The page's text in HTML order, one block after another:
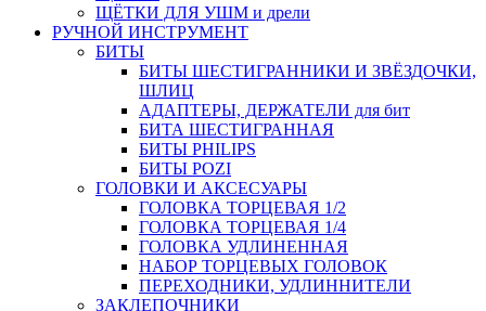
ЩЁТКИ ДЛЯ УШМ и дрели
РУЧНОЙ ИНСТРУМЕНТ
БИТЫ
БИТЫ ШЕСТИГРАННИКИ И ЗВЁЗДОЧКИ,
ШЛИЦ
АДАПТЕРЫ, ДЕРЖАТЕЛИ для бит
БИТА ШЕСТИГРАННАЯ
БИТЫ PHILIPS
БИТЫ POZI
ГОЛОВКИ И АКСЕСУАРЫ
ГОЛОВКА ТОРЦЕВАЯ 1/2
ГОЛОВКА ТОРЦЕВАЯ 1/4
ГОЛОВКА УДЛИНЕННАЯ
НАБОР ТОРЦЕВЫХ ГОЛОВОК
ПЕРЕХОДНИКИ, УДЛИННИТЕЛИ
ЗАКЛЕПОЧНИКИ